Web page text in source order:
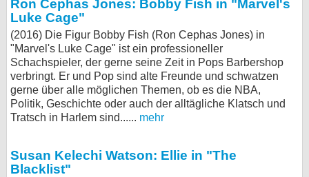
Ron Cephas Jones: Bobby Fish in "Marvel's
Luke Cage"
(2016) Die Figur Bobby Fish (Ron Cephas Jones) in
"Marvel's Luke Cage" ist ein professioneller
Schachspieler, der gerne seine Zeit in Pops Barbershop
verbringt. Er und Pop sind alte Freunde und schwatzen
gerne über alle möglichen Themen, ob es die NBA,
Politik, Geschichte oder auch der alltägliche Klatsch und
Tratsch in Harlem sind...... mehr
Susan Kelechi Watson: Ellie in "The
Blacklist"
bei Facebook
Kontakt
Nutzungsbedingungen
Datenschutz